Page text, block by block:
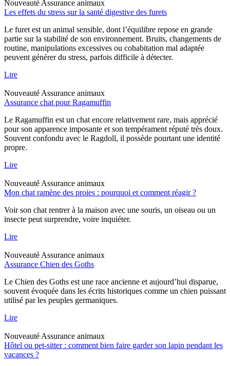
Nouveauté Assurance animaux
Les effets du stress sur la santé digestive des furets
Le furet est un animal sensible, dont l’équilibre repose en grande
partie sur la stabilité de son environnement. Bruits, changements de
routine, manipulations excessives ou cohabitation mal adaptée
peuvent générer du stress, parfois difficile à détecter.
Lire
Nouveauté Assurance animaux
Assurance chat pour Ragamuffin
Le Ragamuffin est un chat encore relativement rare, mais apprécié
pour son apparence imposante et son tempérament réputé très doux.
Souvent confondu avec le Ragdoll, il possède pourtant une identité
propre.
Lire
Nouveauté Assurance animaux
Mon chat ramène des proies : pourquoi et comment réagir ?
Voir son chat rentrer à la maison avec une souris, un oiseau ou un
insecte peut surprendre, voire inquiéter.
Lire
Nouveauté Assurance animaux
Assurance Chien des Goths
Le Chien des Goths est une race ancienne et aujourd’hui disparue,
souvent évoquée dans les écrits historiques comme un chien puissant
utilisé par les peuples germaniques.
Lire
Nouveauté Assurance animaux
Hôtel ou pet-sitter : comment bien faire garder son lapin pendant les
vacances ?